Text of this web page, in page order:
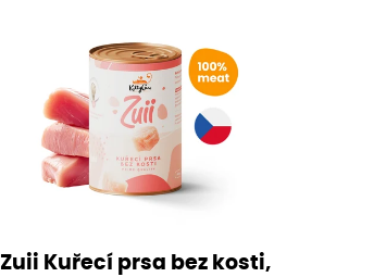
Zuii Kuřecí prsa bez kosti,